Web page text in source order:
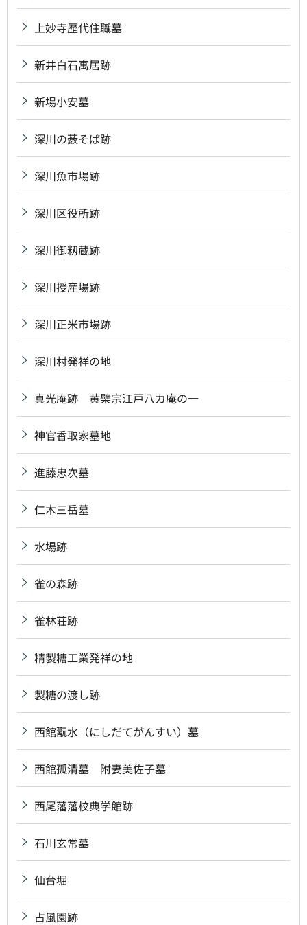
上妙寺歴代住職墓
新井白石寓居跡
新場小安墓
深川の薮そば跡
深川魚市場跡
深川区役所跡
深川御籾蔵跡
深川授産場跡
深川正米市場跡
深川村発祥の地
真光庵跡 黄檗宗江戸八カ庵の一
神官香取家墓地
進藤忠次墓
仁木三岳墓
水場跡
雀の森跡
雀林荘跡
精製糖工業発祥の地
製糖の渡し跡
西館翫水（にしだてがんすい）墓
西館孤清墓 附妻美佐子墓
西尾藩藩校典学館跡
石川玄常墓
仙台堀
占風園跡